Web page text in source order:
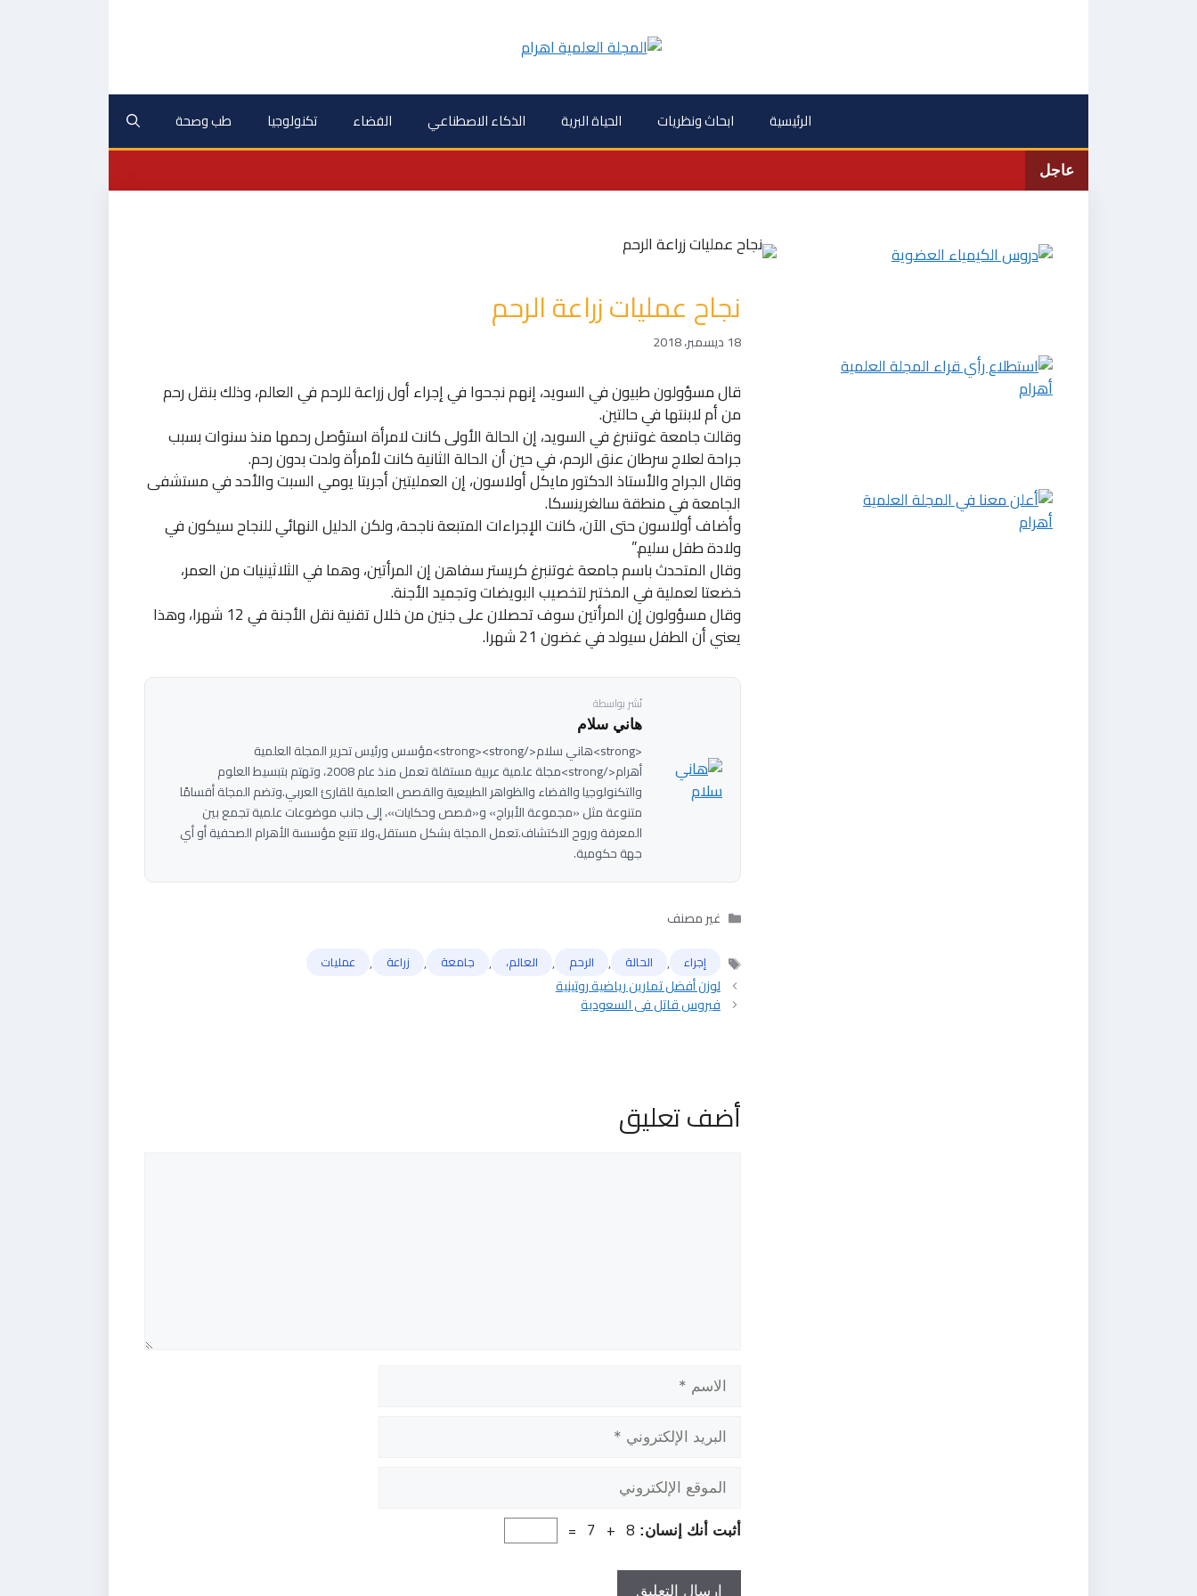
الرئيسية ابحاث ونظريات الحياة البرية الذكاء الاصطناعي الفضاء تكنولوجيا طب وصحة
عاجل
نجاح عمليات زراعة الرحم
18 ديسمبر، 2018
قال مسؤولون طبيون في السويد، إنهم نجحوا في إجراء أول زراعة للرحم في العالم، وذلك بنقل رحم
من أم لابنتها في حالتين.
وقالت جامعة غوتنبرغ في السويد، إن الحالة الأولى كانت لامرأة استؤصل رحمها منذ سنوات بسبب
جراحة لعلاج سرطان عنق الرحم، في حين أن الحالة الثانية كانت لأمرأة ولدت بدون رحم.
وقال الجراح والأستاذ الدكتور مايكل أولاسون، إن العمليتين أجريتا يومي السبت والأحد في مستشفى
الجامعة في منطقة سالغرينسكا.
وأضاف أولاسون حتى الآن، كانت الإجراءات المتبعة ناجحة، ولكن الدليل النهائي للنجاح سيكون في
ولادة طفل سليم.”
وقال المتحدث باسم جامعة غوتنبرغ كريستر سفاهن إن المرأتين، وهما في الثلاثينيات من العمر،
خضعتا لعملية في المختبر لتخصيب البويضات وتجميد الأجنة.
وقال مسؤولون إن المرأتين سوف تحصلان على جنين من خلال تقنية نقل الأجنة في 12 شهرا، وهذا
يعني أن الطفل سيولد في غضون 21 شهرا.
نُشر بواسطة
هاني سلام
<strong>هاني سلام</strong><strong>مؤسس ورئيس تحرير المجلة العلمية
أهرام</strong>مجلة علمية عربية مستقلة تعمل منذ عام 2008، وتهتم بتبسيط العلوم
والتكنولوجيا والفضاء والظواهر الطبيعية والقصص العلمية للقارئ العربي.وتضم المجلة أقسامًا
متنوعة مثل «مجموعة الأبراج» و«قصص وحكايات»، إلى جانب موضوعات علمية تجمع بين
المعرفة وروح الاكتشاف.تعمل المجلة بشكل مستقل،ولا تتبع مؤسسة الأهرام الصحفية أو أي
جهة حكومية.
التصنيفات
غير مصنف
الوسومإجراء , الحالة , الرحم , العالم، , ﺟﺎﻣﻌﺔ , زراعة , عمليات
لوزن أفضل تمارين رياضية روتينية
فيروس قاتل في السعودية
أضف تعليق
الاسم
البريد
الإلكتروني
الموقع
الإلكتروني
أثبت أنك إنسان: 8 + 7 =